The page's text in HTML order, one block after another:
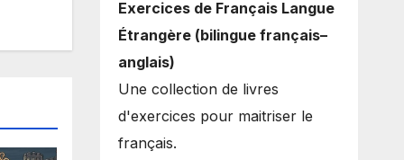
Exercices de Français Langue
Étrangère (bilingue français–
anglais)
Une collection de livres
d'exercices pour maitriser le
français.